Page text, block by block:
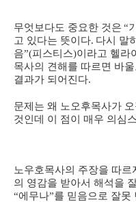
무엇보다도 중요한 것은 “
고 있다는 뜻이다. 다시 말
음”(피스티스)이라고 헬라
목사의 견해를 따르면 바
결과가 되어진다.
문제는 왜 노오후목사가
것인데 이 점이 매우 의심
노우호목사의 주장을 따르
의 영감을 받아서 해석을
“에무나”를 믿음으로 잘못